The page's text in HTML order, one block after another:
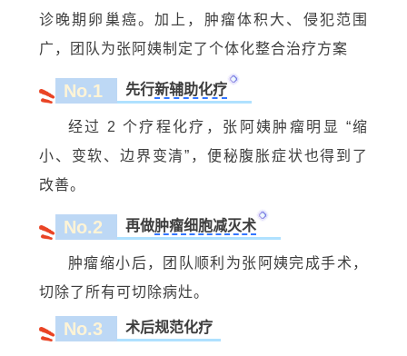
诊晚期卵巢癌。加上，肿瘤体积大、侵犯范围
广，团队为张阿姨制定了个体化整合治疗方案
No.1 先行新辅助化疗
经过 2 个疗程化疗，张阿姨肿瘤明显 “缩
小、变软、边界变清”，便秘腹胀症状也得到了
改善。
No.2 再做肿瘤细胞减灭术
肿瘤缩小后，团队顺利为张阿姨完成手术，
切除了所有可切除病灶。
No.3 术后规范化疗